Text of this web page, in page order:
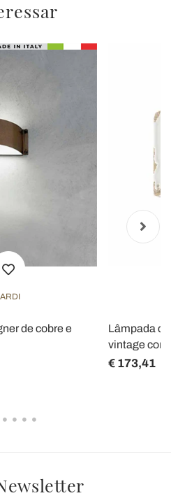
de cobre e
Lâmpada
vintage com
€ 173,41